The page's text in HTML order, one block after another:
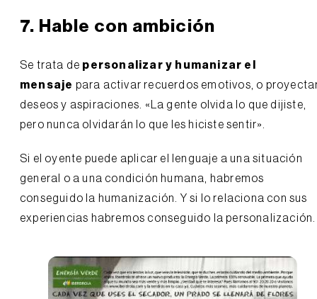
7. Hable con ambición
Se trata de personalizar y humanizar el
mensaje para activar recuerdos emotivos, o
deseos y aspiraciones. «La gente olvida lo que dijiste,
pero nunca olvidarán lo que les hiciste sentir».
Si el oyente puede aplicar el lenguaje a una situación
general o a una condición humana, habremos
conseguido la humanización. Y si lo relaciona con sus
experiencias habremos conseguido la